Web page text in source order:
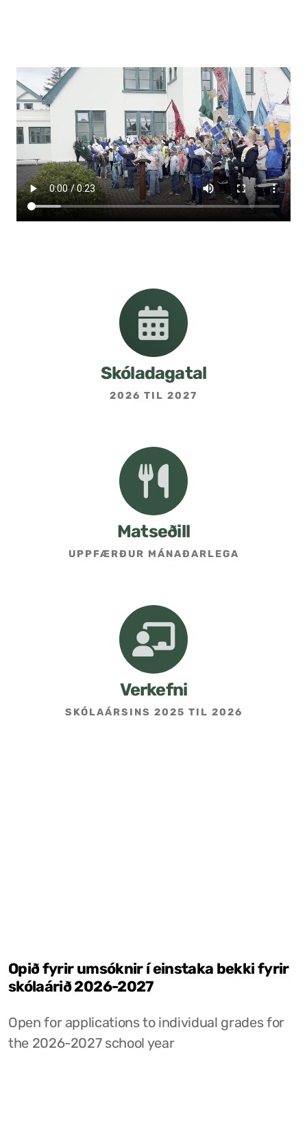
Skóladagatal
2026 TIL 2027
Matseðill
UPPFÆRÐUR MÁNAÐARLEGA
Verkefni
SKÓLAÁRSINS 2025 TIL 2026
Opið fyrir umsóknir í einstaka bekki fyrir
skólaárið 2026-2027
Open for applications to individual grades for
the 2026-2027 school year
Stundaskrár
Valgreinar
Umsókn um val utanskóla
Foreldrafélag
Samstarf heimilis og skóla
Áætlanir og stefnur